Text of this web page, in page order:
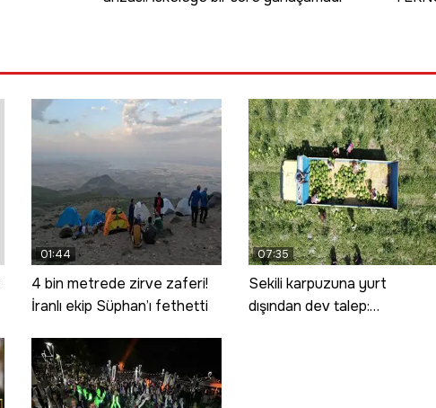
01:44
4 bin metrede zirve zaferi!
İranlı ekip Süphan’ı fethetti
07:35
Sekili karpuzuna yurt
dışından dev talep: